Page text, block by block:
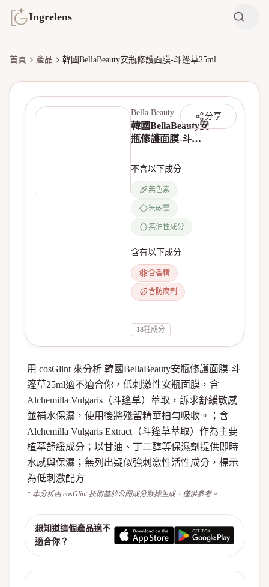
Ingrelens
首頁 產品 韓國BellaBeauty安瓶修護面膜-斗篷草25ml
分享
Bella Beauty
韓國BellaBeauty安
瓶修護面膜-斗篷
不含以下成分
無色素
無矽靈
無油性成分
含有以下成分
含香精
含防腐劑
18種成分
用 cosGlint 來分析 韓國BellaBeauty安瓶修護面膜-斗
篷草25ml適不適合你，低刺激性安瓶面膜，含
Alchemilla Vulgaris（斗篷草）萃取，訴求舒緩敏感
並補水保濕，使用後將殘留精華拍勻吸收。；含
Alchemilla Vulgaris Extract（斗篷草萃取）作為主要
植萃舒緩成分；以甘油、丁二醇等保濕劑提供即時
水感與保濕；無列出疑似強刺激性活性成分，標示
為低刺激配方
* 本分析由 cosGlint 技術基於公開成分數據生成，僅供參考。
想知道這個產品適不
適合你？